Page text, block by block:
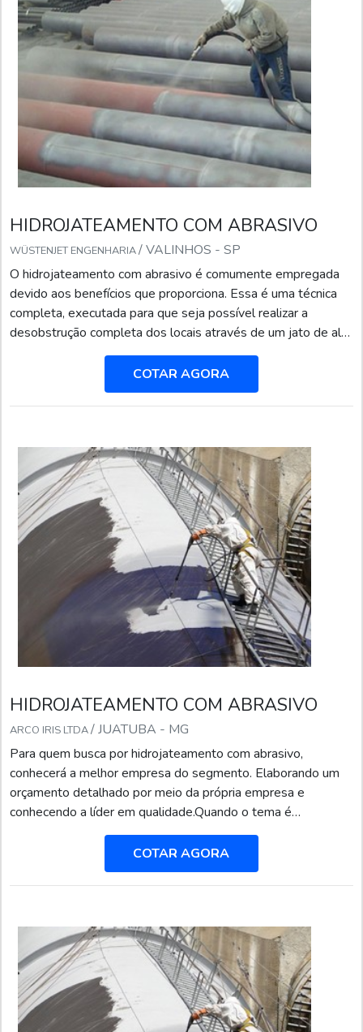
HIDROJATEAMENTO COM ABRASIVO
WÜSTENJET ENGENHARIA/ VALINHOS - SP
O hidrojateamento com abrasivo é comumente empregada
devido aos benefícios que proporciona. Essa é uma técnica
completa, executada para que seja possível realizar a
desobstrução completa dos locais através de um jato de alta
pressão. Além da utilização de água, podem-se utilizar
outros líquidos que auxiliam na execução do procedimento.
Utilizar o serviço é uma excelente opção para quem deseja
um ambiente higienizado com rapidez e facilidade.Saiba os
COTAR AGORA
HIDROJATEAMENTO COM ABRASIVO
ARCO IRIS LTDA/ JUATUBA - MG
Para quem busca por hidrojateamento com abrasivo,
conhecerá a melhor empresa do segmento. Elaborando um
orçamento detalhado por meio da própria empresa e
conhecendo a líder em qualidade.Quando o tema é
hidrojateamento com abrasivo, com a Arco Iris Manutenção o
cliente poderá contar com proteção e comprometimento com
o resultado dos clientes.DETALHES SOBRE
HIDROJATEAMENTO COM ABRASIVOA Arco Iris
uma estrutura com escritório de alta qualidade onde são
realizadas as atividades e estrutura suficiente para atender
todas as demandas, tudo isso para que se tenha
hidrojateamento com abrasivo com precisão.Há muitas
maneiras eficientes de uma empresa demonstrar
competência, excelência e destaque em sua área de atuação.
COTAR AGORA